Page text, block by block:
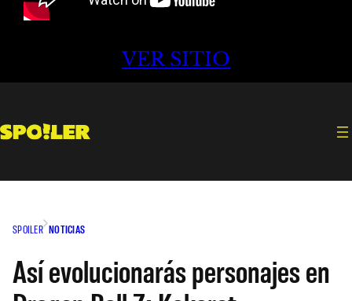
VER SITIO
SPOILER NOTICIAS
Así evolucionarás personajes en